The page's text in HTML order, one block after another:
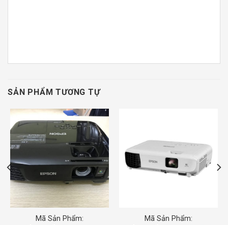
SẢN PHẨM TƯƠNG TỰ
Mã Sản Phẩm:
Mã Sản Phẩm: